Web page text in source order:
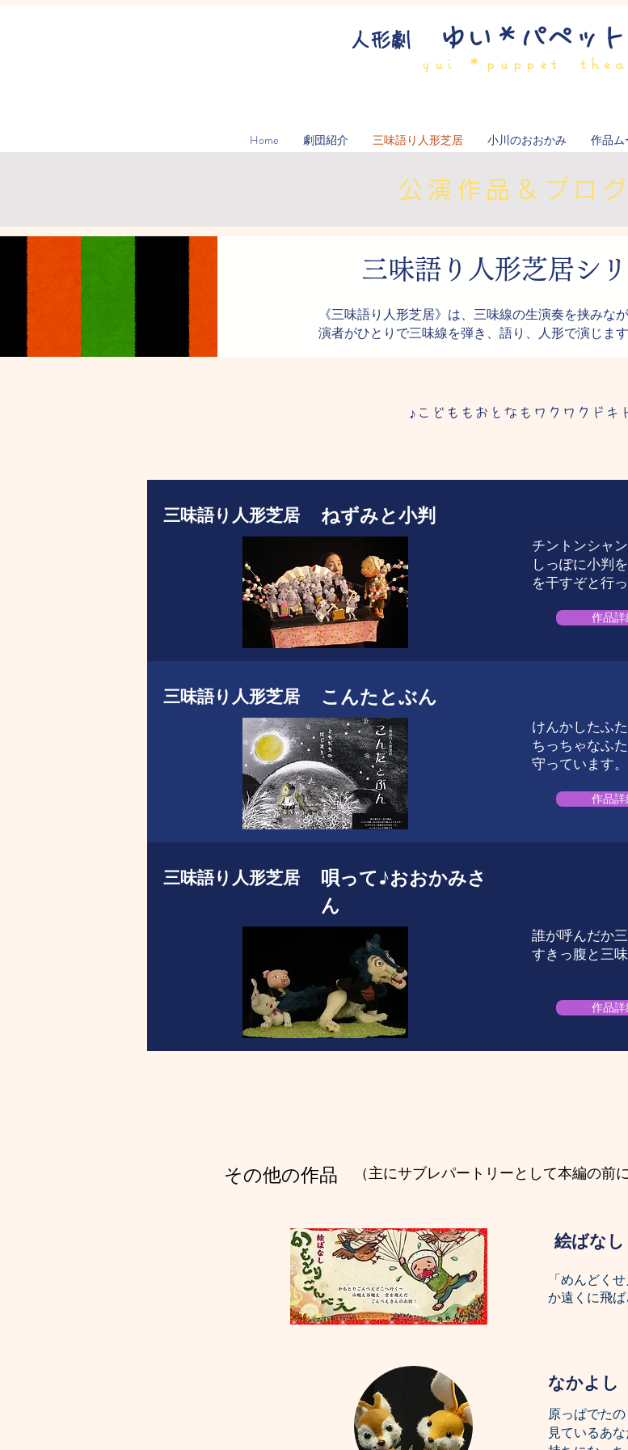
人形劇 ゆい＊パペッ
yui ＊puppet
Home 劇団紹介 三味語り人形芝居 小川のおおかみ 作品ム
公演作品＆プロ
三味語り人形芝居シ
《三味語り人形芝居》は、三味線の生演奏を挟みな
演者がひとりで三味線を弾き、語り、人形で演じます
♪こどももおとなもワクワクドキ
​三味語り人形芝居 ねずみと小判
チントンシャ
しっぽに小判
を干すぞと行
作品詳
​三味語り人形芝居 こんたとぶん
けんかしたふ
ちっちゃなふ
守っています。
作品詳
​三味語り人形芝居
唄って♪おおかみさ
ん
誰が呼んだか
すきっ腹と三
作品詳
その他の作品 （主にサブレパートリーとして本編の前
絵ばな
「めんどく
か遠くに飛ば
なかよし
原っぱでたの
見ているあ